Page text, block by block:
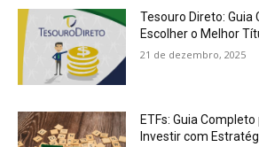
Tesouro Direto: Guia
Escolher o Melhor
21 de dezembro, 2025
ETFs: Guia
Investir com